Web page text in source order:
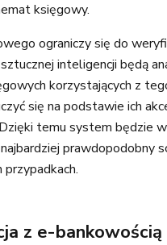
księgowy.
ograniczy się do
inteligencji będą
korzystających z
się na podstawie ich
temu system będzie
prawdopodobny
z e-bankowością